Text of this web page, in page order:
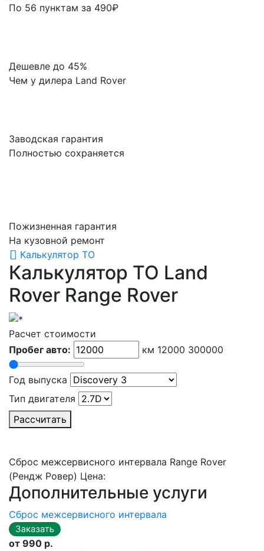
По 56 пунктам за 490₽
Дешевле до 45%
Чем у дилера Land Rover
Заводская гарантия
Полностью сохраняется
Пожизненная гарантия
На кузовной ремонт
Калькулятор ТО
Калькулятор ТО Land
Rover Range Rover
Расчет стоимости
Пробег авто:
км 12000 300000
Год выпуска
Тип двигателя
Рассчитать
Сброс межсервисного интервала Range Rover
(Рендж Ровер) Цена:
Дополнительные услуги
Сброс межсервисного интервала
от 990 р.